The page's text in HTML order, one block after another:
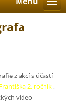
z akcí s účastí
2. ročník ,
video